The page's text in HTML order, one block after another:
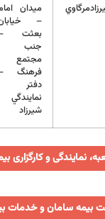
ميدان امام
– خيابان
بعثت –
جنب
مجتمع
فرهنگ –
دفتر
نمايندگي
شيرزاد
نمایندگی و کارگزاری
بیمه سامان و خدمات